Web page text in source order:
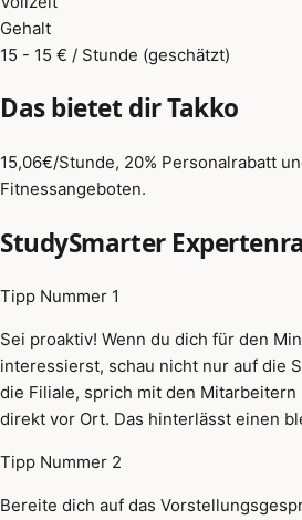
Gehalt
15 - 15 € / Stunde (geschätzt)
Das bietet dir Takko
15,06€/Stunde, 20% Personalrabatt
Fitnessangeboten.
StudySmarter
Tipp Nummer 1
Sei proaktiv! Wenn du dich für den
interessierst, schau nicht nur auf die
die Filiale, sprich mit den
direkt vor Ort. Das hinterlässt einen
Tipp Nummer 2
Bereite dich auf das